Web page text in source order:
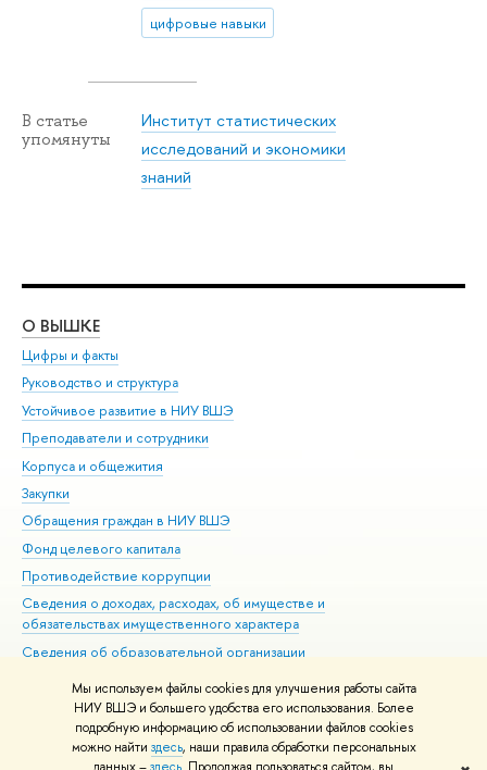
Мы используем файлы cookies для улучшения работы сайта
НИУ ВШЭ и большего удобства его использования. Более
подробную информацию об использовании файлов cookies
можно найти здесь, наши правила обработки персональных
цифровые навыки
В статье
упомянуты
Институт статистических
исследований и экономики
знаний
О ВЫШКЕ
Цифры и факты
Руководство и структура
Устойчивое развитие в НИУ ВШЭ
Преподаватели и сотрудники
Корпуса и общежития
Закупки
Обращения граждан в НИУ ВШЭ
Фонд целевого капитала
Противодействие коррупции
Сведения о доходах, расходах, об имуществе и
обязательствах имущественного характера
Сведения об образовательной организации
Людям с ограниченными возможностями здоровья
Единая платежная страница
Работа в Вышке